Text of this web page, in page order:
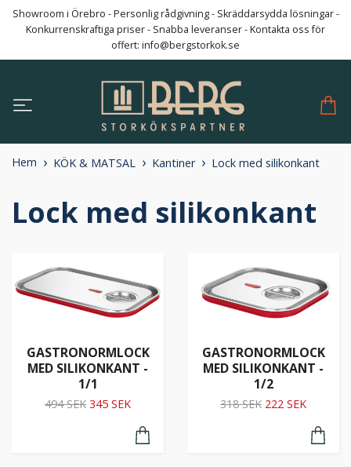
Showroom i Örebro - Personlig rådgivning - Skräddarsydda lösningar -
Konkurrenskraftiga priser - Snabba leveranser - Kontakta oss för
offert: info@bergstorkok.se
Hem KÖK & MATSAL Kantiner Lock med silikonkant
Lock med silikonkant
GASTRONORMLOCK
MED SILIKONKANT -
1/1
494 SEK 345 SEK
GASTRONORMLOCK
MED SILIKONKANT -
1/2
318 SEK 222 SEK